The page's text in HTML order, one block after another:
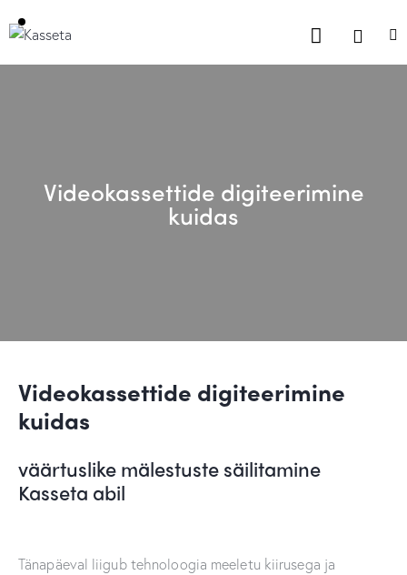
Videokassettide digiteerimine
kuidas
Videokassettide digiteerimine
kuidas
väärtuslike mälestuste säilitamine
Kasseta abil
Tänapäeval liigub tehnoloogia meeletu kiirusega ja